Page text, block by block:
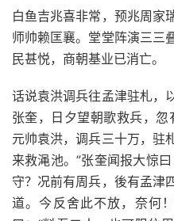
白鱼吉兆喜非常，预兆周家
师帅赖匡襄。堂堂阵演三三
民甚悦，商朝基业已消亡。
话说袁洪调兵往孟津驻札，
张奎，日夕望朝歌救兵，
元帅袁洪，调兵三十万，驻
来救渑池。”张奎闻报大惊
守？况前有周兵，後有孟津
道。今反舍此不放，奈何